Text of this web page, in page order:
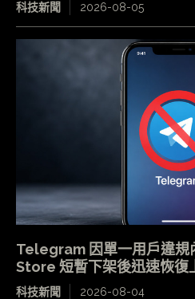
科技新聞 2026-08-05
Telegram 因單一用戶違
Store 短暫下架後迅速恢復
科技新聞 2026-08-04